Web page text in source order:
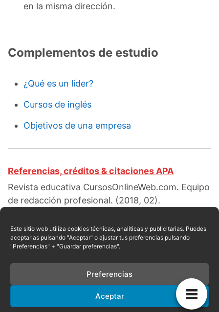
Este sitio web utiliza cookies técnicas, analíticas y publicitarias. Puedes
aceptarlas pulsando "Aceptar" o ajustar tus preferencias pulsando
"Preferencias" + "Guardar preferencias".
Aceptar
Preferencias
en la misma dirección.
Complementos de estudio
¿Qué es un líder?
Cursos de inglés
Objetivos de una empresa
Referencias, créditos & citaciones APA
Revista educativa CursosOnlineWeb.com. Equipo
de redacción profesional. (2018, 02).
educativa. Obtenido en fecha 08, 2026, desde el
sitio web:
https://cursosonlineweb.com/caracteristicas-
del-liderazgo.html